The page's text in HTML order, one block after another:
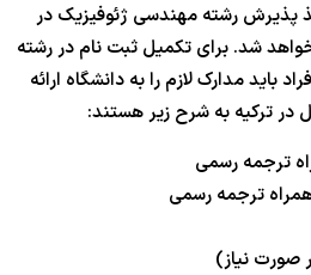
پذیرش رشته مهندسی ژئوفیزیک در
شد. برای تکمیل ثبت نام در رشته
باید مدارک لازم را به دانشگاه ارائه
در ترکیه به شرح زیر هستند:
ترجمه رسمی
ترجمه رسمی
صورت نیاز)